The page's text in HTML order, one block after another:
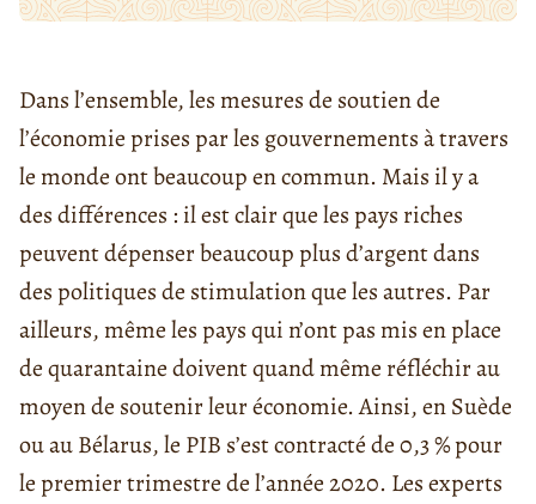
Dans l’ensemble, les mesures de soutien de
l’économie prises par les gouvernements à travers
le monde ont beaucoup en commun. Mais il y a
des différences : il est clair que les pays riches
peuvent dépenser beaucoup plus d’argent dans
des politiques de stimulation que les autres. Par
ailleurs, même les pays qui n’ont pas mis en place
de quarantaine doivent quand même réfléchir au
moyen de soutenir leur économie. Ainsi, en Suède
ou au Bélarus, le PIB s’est contracté de 0,3 % pour
le premier trimestre de l’année 2020. Les experts